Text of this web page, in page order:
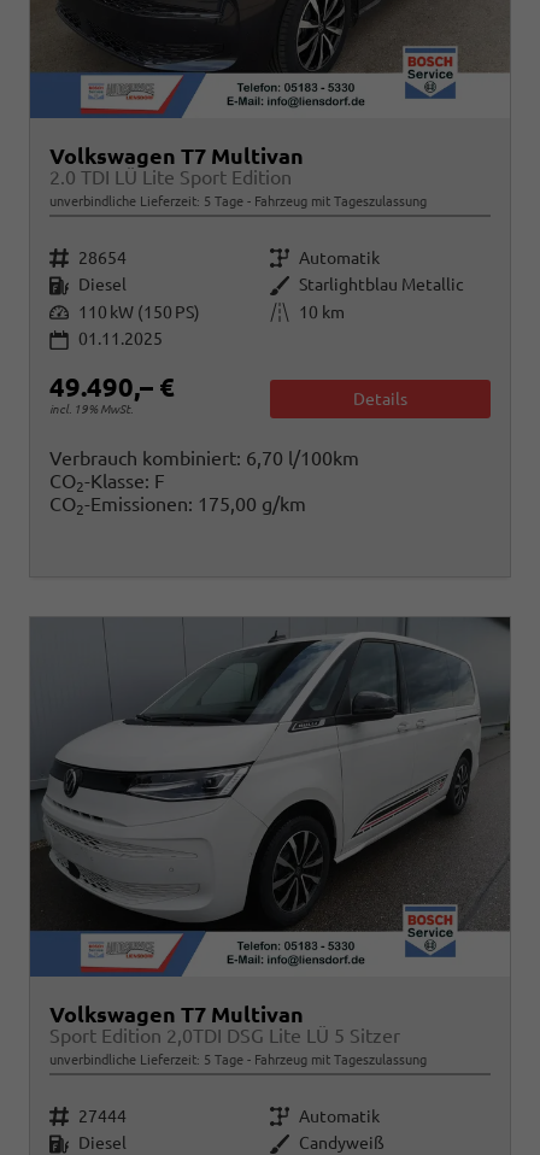
Volkswagen T7 Multivan
2.0 TDI LÜ Lite Sport Edition
unverbindliche Lieferzeit: 5 Tage Fahrzeug mit Tageszulassung
Fahrzeugnr. 28654 Getriebe Automatik
Kraftstoff Diesel Außenfarbe Starlightblau Metallic
Leistung 110 kW (150 PS) Kilometerstand
10 km
01.11.2025
49.490,– €
incl. 19% MwSt.
Details
Verbrauch kombiniert: 6,70 l/100km
CO2-Klasse: F
CO2-Emissionen: 175,00 g/km
Volkswagen T7 Multivan
Sport Edition 2,0TDI DSG Lite LÜ 5 Sitzer
unverbindliche Lieferzeit: 5 Tage Fahrzeug mit Tageszulassung
Fahrzeugnr. 27444 Getriebe Automatik
Kraftstoff Diesel Außenfarbe Candyweiß